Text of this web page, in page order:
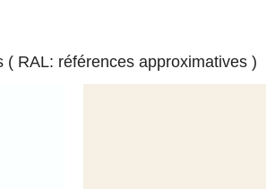
( RAL: références approximatives )